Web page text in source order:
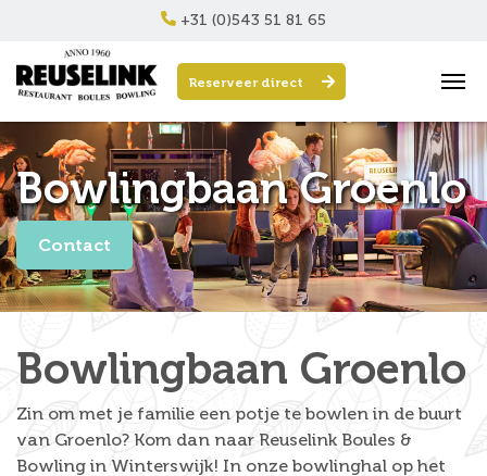
+31 (0)543 51 81 65
Reserveer direct
Bowlingbaan Groenlo
Contact
Bowlingbaan Groenlo
Zin om met je familie een potje te bowlen in de buurt
van Groenlo? Kom dan naar Reuselink Boules &
Bowling in Winterswijk! In onze bowlinghal op het